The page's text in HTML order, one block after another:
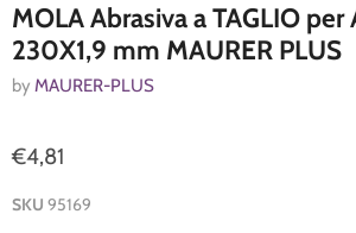
MOLA Abrasiva a TAGLIO per
230X1,9 mm MAURER PLUS
by MAURER-PLUS
€4,81
SKU 95169